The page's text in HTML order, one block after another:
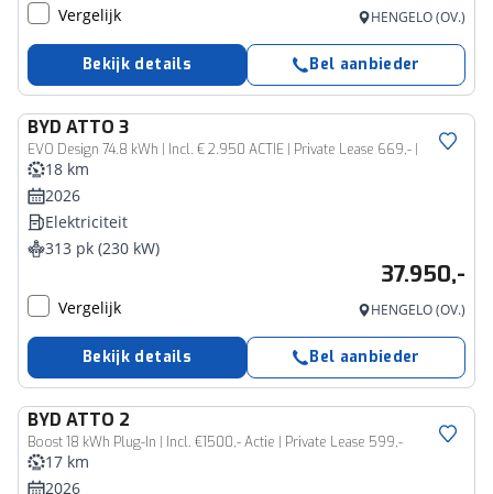
Vergelijk HENGELO (OV.)
Bekijk details Bel aanbieder
BYD ATTO 3
EVO Design 74.8 kWh | Incl. € 2.950 ACTIE | Private Lease 669,- |
18 km
2026
Elektriciteit
313 pk (230 kW)
37.950,-
Vergelijk HENGELO (OV.)
Bekijk details Bel aanbieder
BYD ATTO 2
Boost 18 kWh Plug-In | Incl. €1500,- Actie | Private Lease 599,-
17 km
2026